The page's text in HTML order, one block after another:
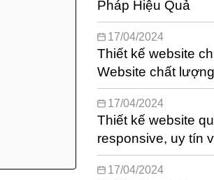
Pháp Hiệu Quả
17/04/2024
Thiết kế website
Website chất
17/04/2024
Thiết kế website
responsive, uy tín
17/04/2024